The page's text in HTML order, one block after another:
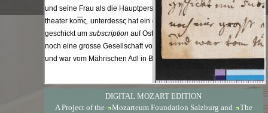
DIGITAL MOZART EDITION
A Project of the
Mozarteum Foundation Salzburg and
The